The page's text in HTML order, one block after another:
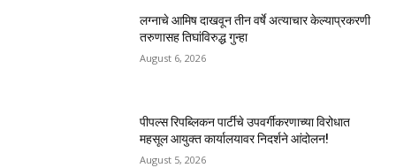
लग्नाचे आमिष दाखवून तीन वर्षे अत्याचार केल्याप्रकरणी
तरुणासह तिघांविरुद्ध गुन्हा
August 6, 2026
पीपल्स रिपब्लिकन पार्टीचे उपवर्गीकरणाच्या विरोधात
महसूल आयुक्त कार्यालयावर निदर्शने आंदोलन!
August 5, 2026